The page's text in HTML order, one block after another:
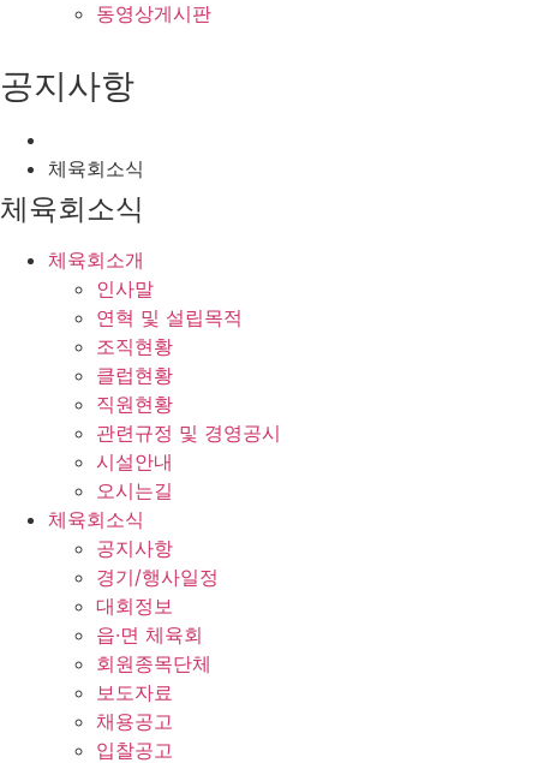
동영상게시판
공지사항
체육회소식
체육회소식
체육회소개
인사말
연혁 및 설립목적
조직현황
클럽현황
직원현황
관련규정 및 경영공시
시설안내
오시는길
체육회소식
공지사항
경기/행사일정
대회정보
읍·면 체육회
회원종목단체
보도자료
채용공고
입찰공고